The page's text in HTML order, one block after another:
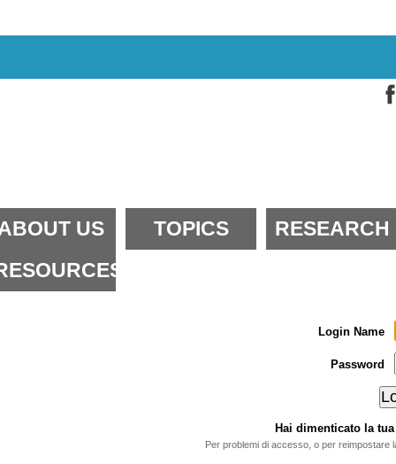
US TOPICS
RESEARCH
Login Name
Password
Hai dimenticato la
Per problemi di accesso, o per reimpostare